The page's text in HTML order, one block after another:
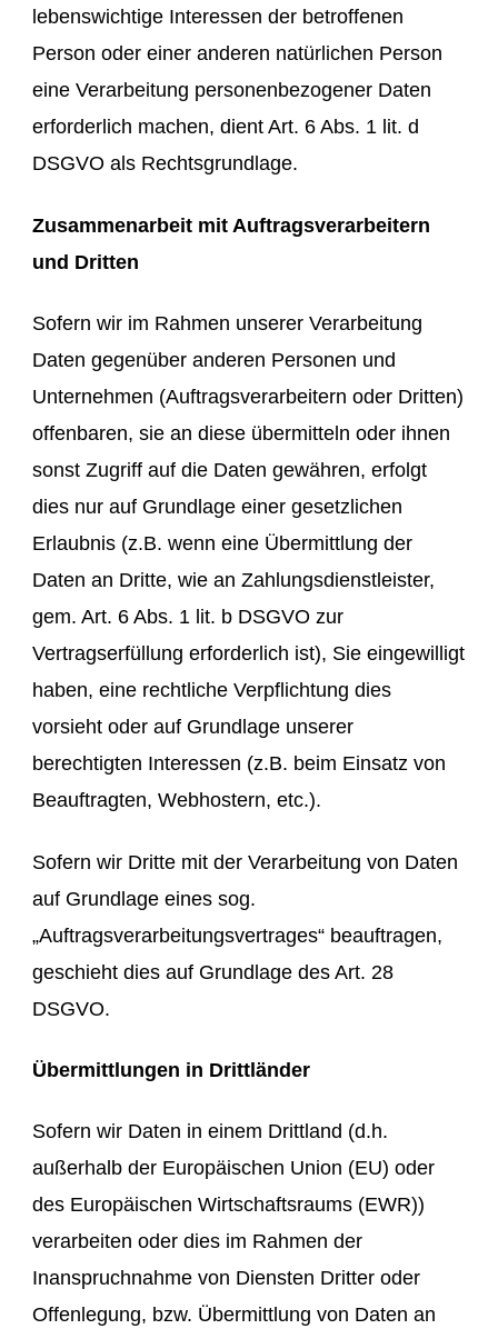
lebenswichtige Interessen der betroffenen
Person oder einer anderen natürlichen Person
eine Verarbeitung personenbezogener Daten
erforderlich machen, dient Art. 6 Abs. 1 lit. d
DSGVO als Rechtsgrundlage.
Zusammenarbeit mit Auftragsverarbeitern
und Dritten
Sofern wir im Rahmen unserer Verarbeitung
Daten gegenüber anderen Personen und
Unternehmen (Auftragsverarbeitern oder Dritten)
offenbaren, sie an diese übermitteln oder ihnen
sonst Zugriff auf die Daten gewähren, erfolgt
dies nur auf Grundlage einer gesetzlichen
Erlaubnis (z.B. wenn eine Übermittlung der
Daten an Dritte, wie an Zahlungsdienstleister,
gem. Art. 6 Abs. 1 lit. b DSGVO zur
Vertragserfüllung erforderlich ist), Sie eingewilligt
haben, eine rechtliche Verpflichtung dies
vorsieht oder auf Grundlage unserer
berechtigten Interessen (z.B. beim Einsatz von
Beauftragten, Webhostern, etc.).
Sofern wir Dritte mit der Verarbeitung von Daten
auf Grundlage eines sog.
„Auftragsverarbeitungsvertrages“ beauftragen,
geschieht dies auf Grundlage des Art. 28
DSGVO.
Übermittlungen in Drittländer
Sofern wir Daten in einem Drittland (d.h.
außerhalb der Europäischen Union (EU) oder
des Europäischen Wirtschaftsraums (EWR))
verarbeiten oder dies im Rahmen der
Inanspruchnahme von Diensten Dritter oder
Offenlegung, bzw. Übermittlung von Daten an